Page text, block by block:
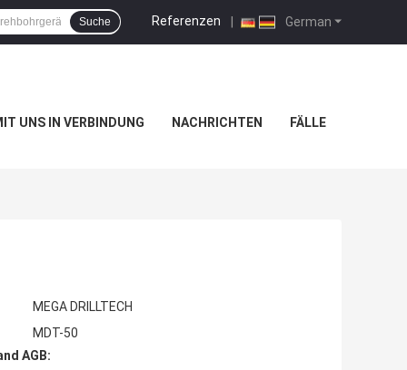
German
Referenzen |
Suche
UNS IN VERBINDUNG NACHRICHTEN FÄLLE
MEGA DRILLTECH
MDT-50
AGB: